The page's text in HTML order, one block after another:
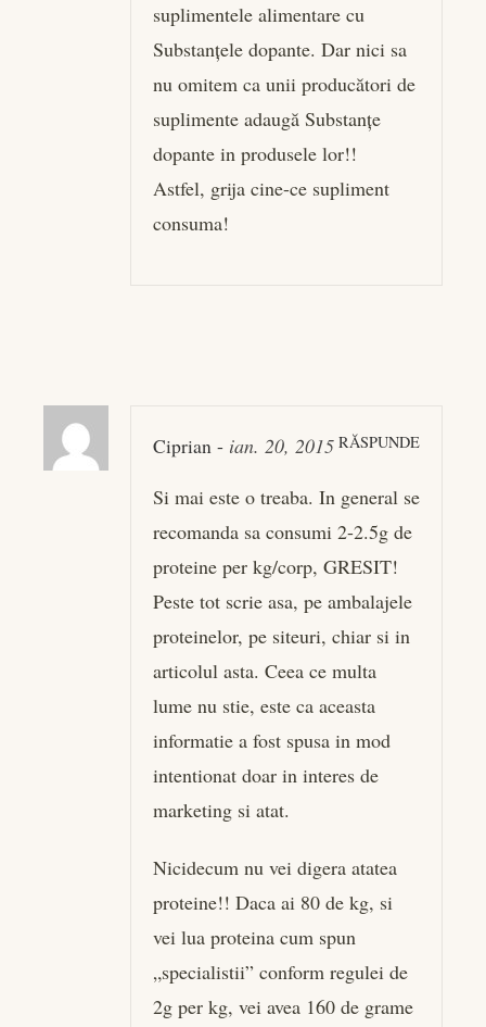
suplimentele alimentare cu
Substanțele dopante. Dar nici sa
nu omitem ca unii producători de
suplimente adaugă Substanțe
dopante in produsele lor!!
Astfel, grija cine-ce supliment
consuma!
Ciprian - ian. 20, 2015 RĂSPUNDE
Si mai este o treaba. In general se
recomanda sa consumi 2-2.5g de
proteine per kg/corp, GRESIT!
Peste tot scrie asa, pe ambalajele
proteinelor, pe siteuri, chiar si in
articolul asta. Ceea ce multa
lume nu stie, este ca aceasta
informatie a fost spusa in mod
intentionat doar in interes de
marketing si atat.
Nicidecum nu vei digera atatea
proteine!! Daca ai 80 de kg, si
vei lua proteina cum spun
„specialistii” conform regulei de
2g per kg, vei avea 160 de grame